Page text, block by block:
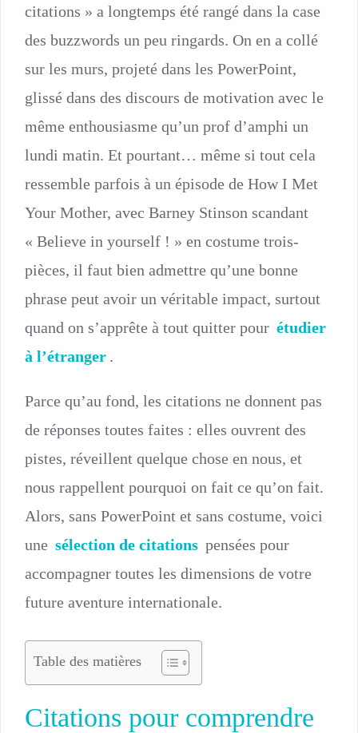
citations » a longtemps été rangé dans la case
des buzzwords un peu ringards. On en a collé
sur les murs, projeté dans les PowerPoint,
glissé dans des discours de motivation avec le
même enthousiasme qu’un prof d’amphi un
lundi matin. Et pourtant… même si tout cela
ressemble parfois à un épisode de How I Met
Your Mother, avec Barney Stinson scandant
« Believe in yourself ! » en costume trois-
pièces, il faut bien admettre qu’une bonne
phrase peut avoir un véritable impact, surtout
quand on s’apprête à tout quitter pour étudier
à l’étranger .
Parce qu’au fond, les citations ne donnent pas
de réponses toutes faites : elles ouvrent des
pistes, réveillent quelque chose en nous, et
nous rappellent pourquoi on fait ce qu’on fait.
Alors, sans PowerPoint et sans costume, voici
une sélection de citations pensées pour
accompagner toutes les dimensions de votre
future aventure internationale.
Table des matières
Citations pour comprendre